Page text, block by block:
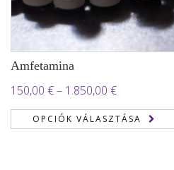
Amfetamina
150,00 €– 1.850,00 €Ártartomány:
150,00 €
-
OPCIÓK VÁLASZTÁSA